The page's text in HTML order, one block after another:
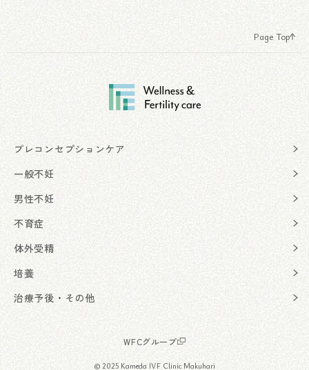
Page Top
プレコンセプションケア
一般不妊
男性不妊
不育症
体外受精
培養
治療予後・その他
WFCグループ
© 2025 Kameda IVF Clinic Makuhari